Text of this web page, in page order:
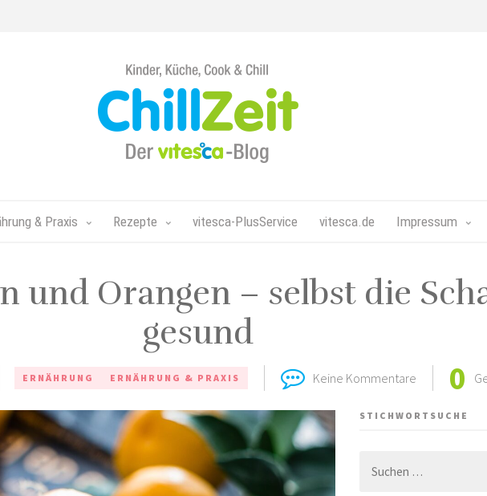
Chillzeit
Der
vitesca-
& Praxis Rezepte vitesca-PlusService vitesca.de Impressum
und Orangen – selbst die
gesund
ERNÄHRUNG ERNÄHRUNG & PRAXIS Keine Kommentare 0
STICHWORTSUCHE
nach: